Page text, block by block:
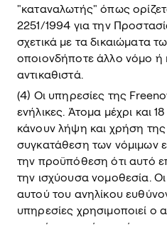
"καταναλωτής" όπως
2251/1994 για την
σχετικά με τα δικαιώματα
οποιονδήποτε άλλο νόμο ή
αντικαθιστά.
(4) Οι υπηρεσίες της
ενήλικες. Άτομα μέχρι και
κάνουν λήψη και χρήση
συγκατάθεση των νόμιμων
την προϋπόθεση ότι αυτό
την ισχύουσα νομοθεσία.
αυτού του ανηλίκου
υπηρεσίες χρησιμοποιεί ο